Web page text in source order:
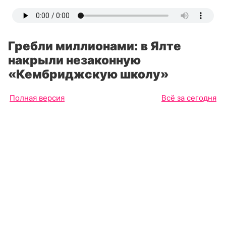
Гребли миллионами: в Ялте
накрыли незаконную
«Кембриджскую школу»
Полная версия Всё за сегодня